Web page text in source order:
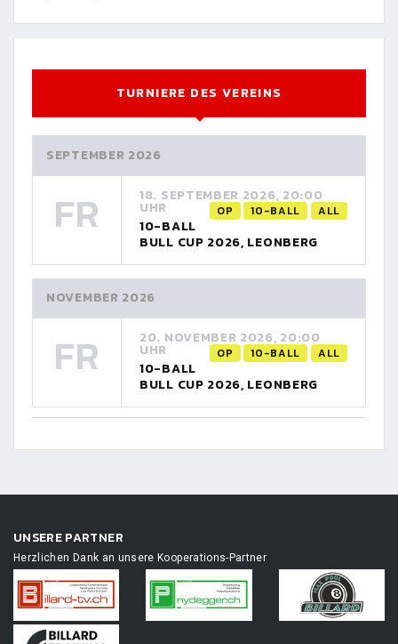
TURNIERE DES VEREINS
SEPTEMBER 2026
FR 18. SEPTEMBER 2026, 20:00
UHR OP 10-BALL ALL
10-BALL
BULL CUP 2026, LEONBERG
NOVEMBER 2026
FR 20. NOVEMBER 2026, 20:00
UHR OP 10-BALL ALL
10-BALL
BULL CUP 2026, LEONBERG
UNSERE PARTNER
Herzlichen Dank an unsere Kooperations-Partner